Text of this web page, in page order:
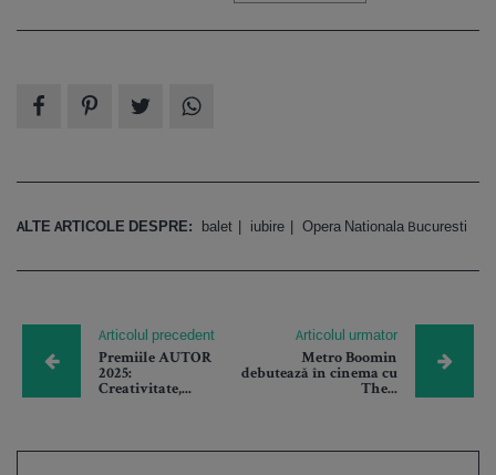
ALTE ARTICOLE DESPRE: balet iubire Opera Nationala Bucuresti
Articolul precedent
Premiile AUTOR
2025:
Creativitate,...
Articolul urmator
Metro Boomin
debutează în cinema cu
The...